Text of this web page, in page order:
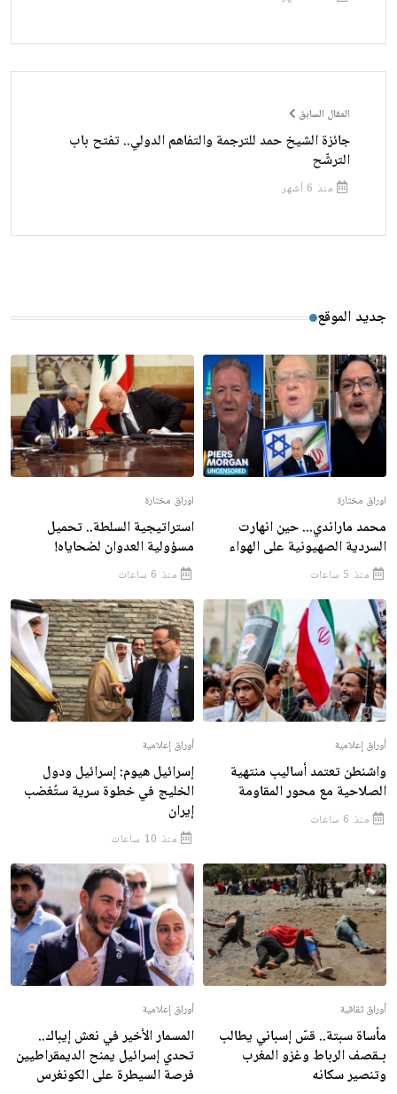
المقال السابق
جائزة الشيخ حمد للترجمة والتفاهم الدولي.. تفتح باب
الترشّح
منذ 6 أشهر
جديد الموقع
اوراق مختارة
محمد ماراندي... حين انهارت
السردية الصهيونية على الهواء
منذ 5 ساعات
اوراق مختارة
استراتيجية السلطة.. تحميل
مسؤولية العدوان لضحاياه!
منذ 6 ساعات
أوراق إعلامية
واشنطن تعتمد أساليب منتهية
الصلاحية مع محور المقاومة
منذ 6 ساعات
أوراق إعلامية
إسرائيل هيوم: إسرائيل ودول
الخليج في خطوة سرية ستُغضب
إيران
منذ 10 ساعات
أوراق ثقافية
مأساة سبتة.. قسّ إسباني يطالب
بـقصف الرباط وغزو المغرب
وتنصير سكانه
أوراق إعلامية
المسمار الأخير في نعش إيباك..
تحدي إسرائيل يمنح الديمقراطيين
فرصة السيطرة على الكونغرس